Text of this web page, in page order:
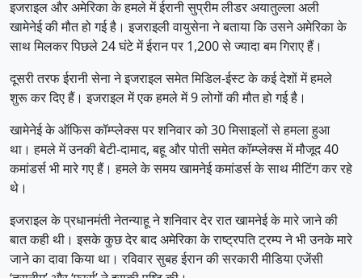
इजराइल और अमेरिका के हमले में ईरानी सुप्रीम लीडर अयातुल्ला अली
खामेनेई की मौत हो गई है। इजराइली वायुसेना ने बताया कि उसने अमेरिका के
साथ मिलकर पिछले 24 घंटे में ईरान पर 1,200 से ज्यादा बम गिराए हैं।
दूसरी तरफ ईरानी सेना ने इजराइल समेत मिडिल-ईस्ट के कई देशों में हमले
शुरू कर दिए हैं। इजराइल में एक हमले में 9 लोगों की मौत हो गई है।
खामेनेई के ऑफिस कॉम्प्लेक्स पर शनिवार को 30 मिसाइलों से हमला हुआ
था। हमले में उनकी बेटी-दामाद, बहू और पोती समेत कॉम्प्लेक्स में मौजूद 40
कमांडर्स भी मारे गए हैं। हमले के समय खामनेई कमांडर्स के साथ मीटिंग कर रहे
थे।
इजराइल के प्रधानमंती नेतन्याहू ने शनिवार देर रात खामनेई के मारे जाने की
बात कही थी। इसके कुछ देर बाद अमेरिका के राष्ट्रपति ट्रम्प ने भी उनके मारे
जाने का दावा किया था। रविवार सुबह ईरान की सरकारी मीडिया एजेंसी